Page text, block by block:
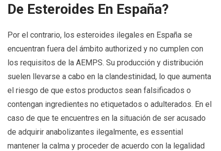
De Esteroides En España?
Por el contrario, los esteroides ilegales en España se
encuentran fuera del ámbito authorized y no cumplen con
los requisitos de la AEMPS. Su producción y distribución
suelen llevarse a cabo en la clandestinidad, lo que aumenta
el riesgo de que estos productos sean falsificados o
contengan ingredientes no etiquetados o adulterados. En el
caso de que te encuentres en la situación de ser acusado
de adquirir anabolizantes ilegalmente, es essential
mantener la calma y proceder de acuerdo con la legalidad